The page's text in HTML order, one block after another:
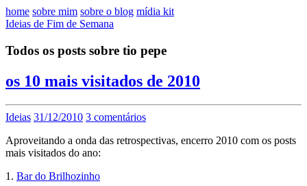
home sobre mim sobre o blog mídia kit
Ideias de Fim de Semana
Todos os posts sobre tio pepe
os 10 mais visitados de 2010
Ideias 31/12/2010 3 comentários
Aproveitando a onda das retrospectivas, encerro 2010 com os posts
mais visitados do ano:
1. Bar do Brilhozinho